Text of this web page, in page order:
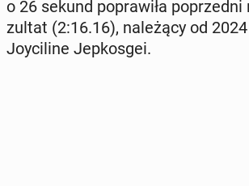
o 26 sekund po­pra­wi­ła
zul­tat (2:16.16), na­le­żą­cy od
Joy­ci­li­ne Jep­kos­gei.